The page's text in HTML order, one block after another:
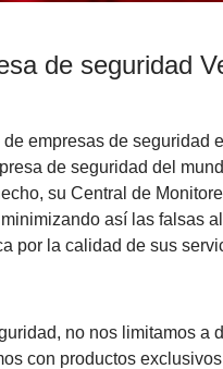
de seguridad
empresas de seguridad
de seguridad del
su Central de
así las falsas
por la calidad de sus
no nos limitamos a
con productos